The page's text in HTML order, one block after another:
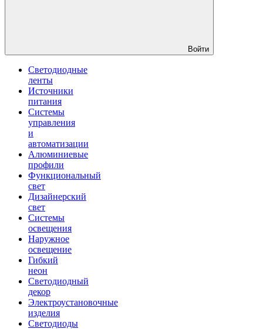
Войти
Светодиодные
ленты
Источники
питания
Системы
управления
и
автоматизации
Алюминиевые
профили
Функциональный
свет
Дизайнерский
свет
Системы
освещения
Наружное
освещение
Гибкий
неон
Светодиодный
декор
Электроустановочные
изделия
Светодиоды